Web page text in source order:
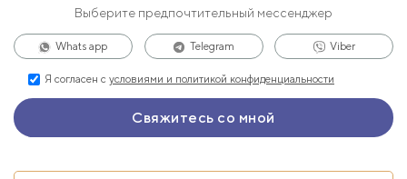
Выберите предпочтительный мессенджер
Whats app Telegram Viber
Я согласен с условиями и политикой конфиденциальности